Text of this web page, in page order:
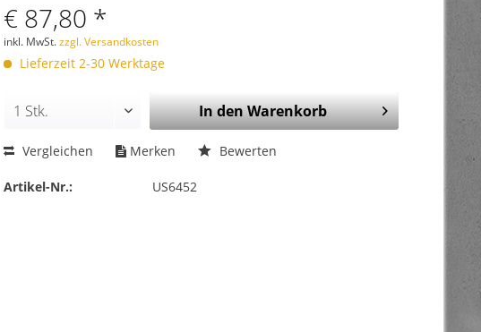
€ 87,80 *
inkl. MwSt.zzgl. Versandkosten
Lieferzeit 2-30 Werktage
In denWarenkorb
Vergleichen Merken Bewerten
Artikel-Nr.: US6452